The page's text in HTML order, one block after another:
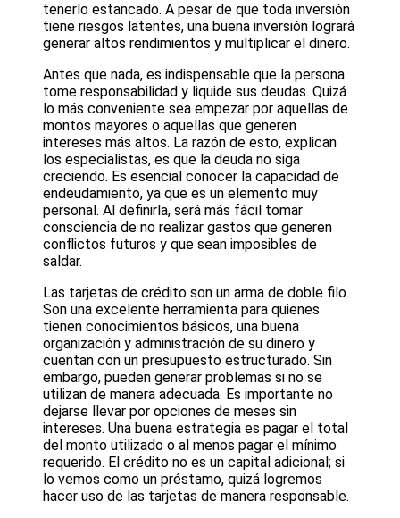
tenerlo estancado. A pesar de que toda inversión
tiene riesgos latentes, una buena inversión logrará
generar altos rendimientos y multiplicar el dinero.
Antes que nada, es indispensable que la persona
tome responsabilidad y liquide sus deudas. Quizá
lo más conveniente sea empezar por aquellas de
montos mayores o aquellas que generen
intereses más altos. La razón de esto, explican
los especialistas, es que la deuda no siga
creciendo. Es esencial conocer la capacidad de
endeudamiento, ya que es un elemento muy
personal. Al definirla, será más fácil tomar
consciencia de no realizar gastos que generen
conflictos futuros y que sean imposibles de
saldar.
Las tarjetas de crédito son un arma de doble filo.
Son una excelente herramienta para quienes
tienen conocimientos básicos, una buena
organización y administración de su dinero y
cuentan con un presupuesto estructurado. Sin
embargo, pueden generar problemas si no se
utilizan de manera adecuada. Es importante no
dejarse llevar por opciones de meses sin
intereses. Una buena estrategia es pagar el total
del monto utilizado o al menos pagar el mínimo
requerido. El crédito no es un capital adicional; si
lo vemos como un préstamo, quizá logremos
hacer uso de las tarjetas de manera responsable.